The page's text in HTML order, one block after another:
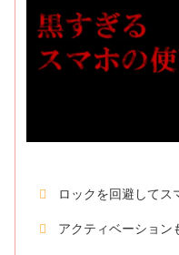
ロックを回避してス
アクティベーション